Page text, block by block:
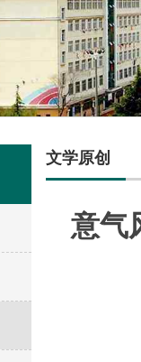
文学原创
意气